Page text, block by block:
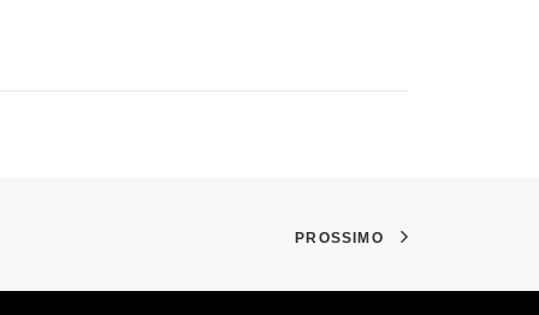
PROSSIMO